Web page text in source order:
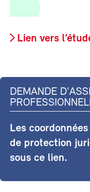
Lien vers
DEMANDE
Les
de protection
sous ce lien.